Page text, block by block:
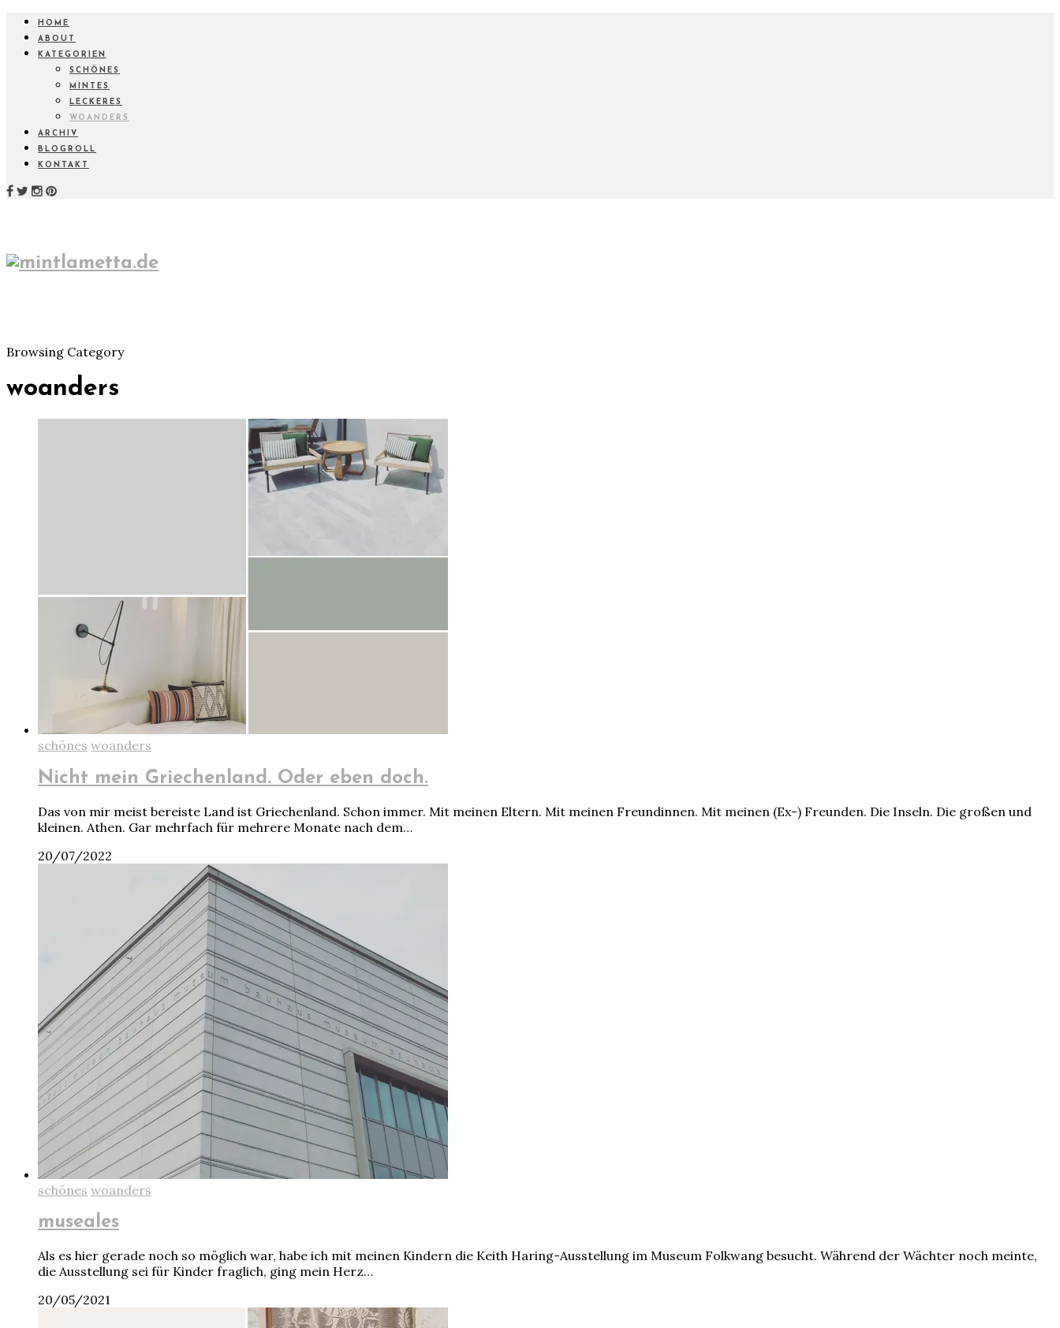
HOME
ABOUT
KATEGORIEN
SCHÖNES
MINTES
LECKERES
WOANDERS
ARCHIV
BLOGROLL
KONTAKT
Browsing Category
woanders
schönes woanders
Nicht mein Griechenland. Oder eben doch.
Das von mir meist bereiste Land ist Griechenland. Schon immer. Mit meinen Eltern. Mit meinen Freundinnen. Mit meinen (Ex-) Freunden. Die Inseln. Die großen und
kleinen. Athen. Gar mehrfach für mehrere Monate nach dem…
20/07/2022
schönes woanders
museales
Als es hier gerade noch so möglich war, habe ich mit meinen Kindern die Keith Haring-Ausstellung im Museum Folkwang besucht. Während der Wächter noch meinte,
die Ausstellung sei für Kinder fraglich, ging mein Herz…
20/05/2021